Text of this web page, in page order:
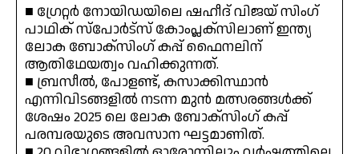
■ ഗ്രേറ്റർ നോയിഡയിലെ ഷഹീദ് വിജയ് സിംഗ്
പാഥിക് സ്പോർട്സ് കോംപ്ലക്സിലാണ് ഇന്ത്യ
ലോക ബോക്സിംഗ് കപ്പ് ഫൈനലിന്
ആതിഥേയത്വം വഹിക്കുന്നത്.
■ ബ്രസീൽ, പോളണ്ട്, കസാക്കിസ്ഥാൻ
എന്നിവിടങ്ങളിൽ നടന്ന മുൻ മത്സരങ്ങൾക്ക്
ശേഷം 2025 ലെ ലോക ബോക്സിംഗ് കപ്പ്
പരമ്പരയുടെ അവസാന ഘട്ടമാണിത്.